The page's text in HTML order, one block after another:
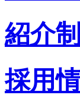
紹介
採用